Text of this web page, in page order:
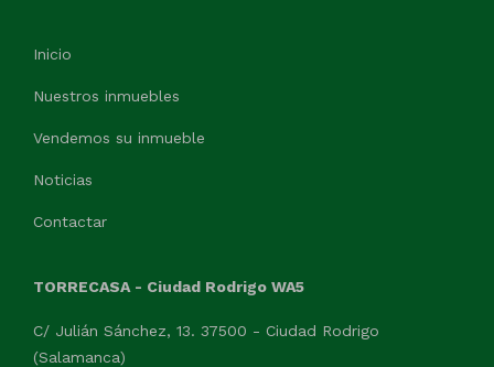
Inicio
Nuestros inmuebles
Vendemos su inmueble
Noticias
Contactar
TORRECASA - Ciudad Rodrigo WA5
C/ Julián Sánchez, 13. 37500 - Ciudad Rodrigo
(Salamanca)